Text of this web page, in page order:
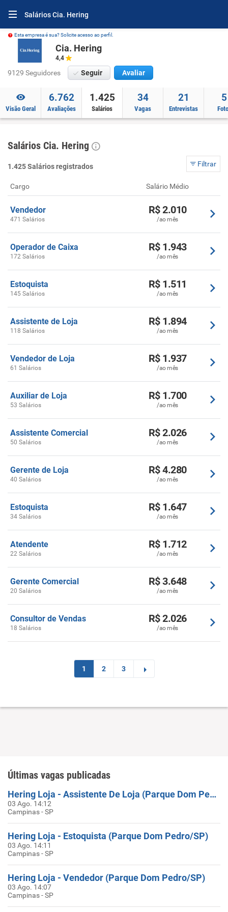
Salários Cia. Hering
Esta empresa é sua? Solicite acesso ao perfil.
Cia. Hering
4,4
9129 Seguidores Seguir Avaliar
Visão Geral
6.762
Avaliações
1.425
Salários
34
Vagas
21
Entrevistas
5
Salários Cia. Hering
1.425 Salários registrados Filtrar
Cargo Salário Médio
Vendedor
471 Salários
R$ 2.010
/ao mês
Operador de Caixa
172 Salários
R$ 1.943
/ao mês
Estoquista
145 Salários
R$ 1.511
/ao mês
Assistente de Loja
118 Salários
R$ 1.894
/ao mês
Vendedor de Loja
61 Salários
R$ 1.937
/ao mês
Auxiliar de Loja
53 Salários
R$ 1.700
/ao mês
Assistente Comercial
50 Salários
R$ 2.026
/ao mês
Gerente de Loja
40 Salários
R$ 4.280
/ao mês
Estoquista
34 Salários
R$ 1.647
/ao mês
Atendente
22 Salários
R$ 1.712
/ao mês
Gerente Comercial
20 Salários
R$ 3.648
/ao mês
Consultor de Vendas
18 Salários
R$ 2.026
/ao mês
1 2 3
Últimas vagas publicadas
Hering Loja - Assistente De Loja (Parque Dom Pedro/SP)
03 Ago. 14:12
Campinas - SP
Hering Loja - Estoquista (Parque Dom Pedro/SP)
03 Ago. 14:11
Campinas - SP
Hering Loja - Vendedor (Parque Dom Pedro/SP)
03 Ago. 14:07
Campinas - SP